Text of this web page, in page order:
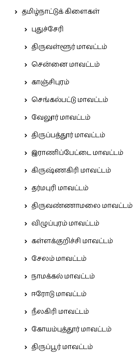
தமிழ்நாட்டுக் கிளைகள்
புதுச்சேரி
திருவள்ளூர் மாவட்டம்
சென்னை மாவட்டம்
காஞ்சிபுரம்
செங்கல்பட்டு மாவட்டம்
வேலூர் மாவட்டம்
திருப்பத்தூர் மாவட்டம்
இராணிப்பேட்டை மாவட்டம்
கிருஷ்ணகிரி மாவட்டம்
தர்மபுரி மாவட்டம்
திருவண்ணாமலை மாவட்டம்
விழுப்புரம் மாவட்டம்
கள்ளக்குறிச்சி மாவட்டம்
சேலம் மாவட்டம்
நாமக்கல் மாவட்டம்
ஈரோடு மாவட்டம்
நீலகிரி மாவட்டம்
கோயம்புத்தூர் மாவட்டம்
திருப்பூர் மாவட்டம்